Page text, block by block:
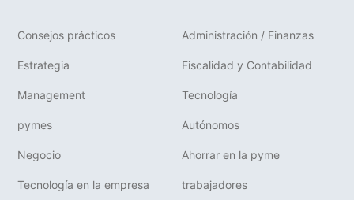
Consejos prácticos Administración / Finanzas
Estrategia Fiscalidad y Contabilidad
Management Tecnología
pymes Autónomos
Negocio Ahorrar en la pyme
Tecnología en la empresa trabajadores